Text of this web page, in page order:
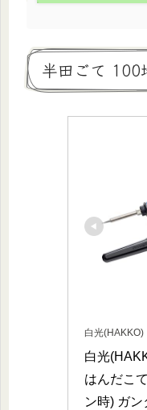
半田ごて 100
白光(HAKKO)
白光
はんだこ
ン時) ガ